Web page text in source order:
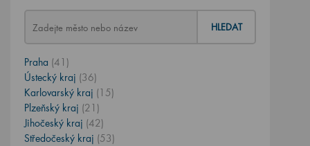
HLEDAT
Praha (41)
Ústecký kraj (36)
Karlovarský kraj (15)
Plzeňský kraj (21)
Jihočeský kraj (42)
Středočeský kraj (53)